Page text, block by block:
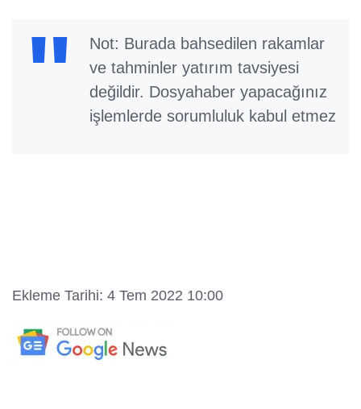
Not: Burada bahsedilen rakamlar
ve tahminler yatırım tavsiyesi
değildir. Dosyahaber yapacağınız
işlemlerde sorumluluk kabul etmez
Ekleme Tarihi: 4 Tem 2022 10:00